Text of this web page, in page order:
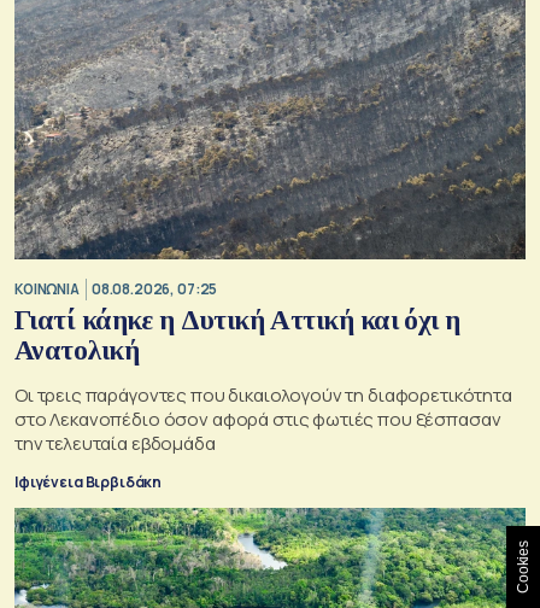
ΚΟΙΝΩΝΙΑ 08.08.2026, 07:25
Γιατί κάηκε η Δυτική Αττική και όχι η
Ανατολική
Oι τρεις παράγοντες που δικαιολογούν τη διαφορετικότητα
στο Λεκανοπέδιο όσον αφορά στις φωτιές που ξέσπασαν
την τελευταία εβδομάδα
Ιφιγένεια Βιρβιδάκη
Cookies